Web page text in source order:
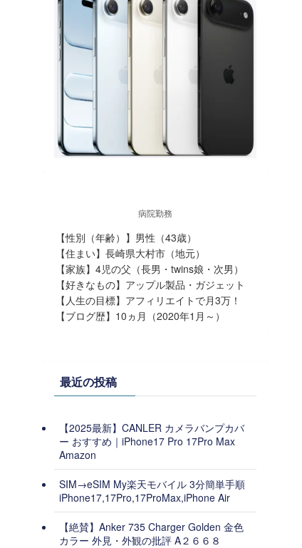
病院勤務
【性別（年齢）】男性（43歳）
【住まい】長崎県大村市（地元）
【家族】4児の父（長男・twins娘・次男）
【好きなもの】アップル製品・ガジェット
【人生の目標】アフィリエイトで月3万！
【ブログ歴】10ヵ月（2020年1月～）
最近の投稿
【2025最新】CANLER カメラバンプカバ
ー おすすめ｜iPhone17 Pro 17Pro Max
Amazon
SIM→eSIM My楽天モバイル 3分簡単手順
iPhone17,17Pro,17ProMax,iPhone Air
【絶賛】Anker 735 Charger Golden 金色
カラー 外見・外観の批評 A２６６８